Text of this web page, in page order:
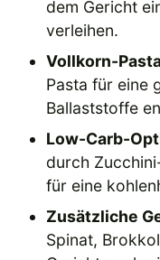
dem Gericht
verleihen.
Vollkorn-
Pasta für eine
Ballaststoffe
Low-Carb-
durch
für eine
Zusätzliche
Spinat,